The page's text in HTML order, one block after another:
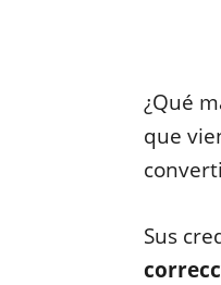
¿Qué
que
Sus